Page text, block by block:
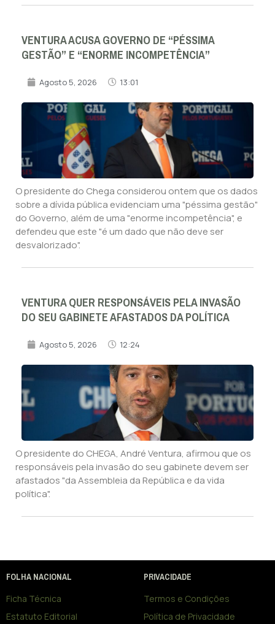
VENTURA ACUSA GOVERNO DE “PÉSSIMA
GESTÃO” E “ENORME INCOMPETÊNCIA”
Agosto 5, 2026 13:01
O presidente do Chega considerou ontem que os dados
sobre a dívida pública evidenciam uma "péssima gestão"
do Governo, além de uma "enorme incompetência", e
defendeu que este "é um dado que não deve ser
desvalorizado".
VENTURA QUER RESPONSÁVEIS PELA INVASÃO
DO SEU GABINETE AFASTADOS DA POLÍTICA
Agosto 5, 2026 12:24
O presidente do CHEGA, André Ventura, afirmou que os
responsáveis pela invasão do seu gabinete devem ser
afastados "da Assembleia da República e da vida
política".
FOLHA NACIONAL
Ficha Técnica
Estatuto Editorial
PRIVACIDADE
Termos e Condições
Política de Privacidade